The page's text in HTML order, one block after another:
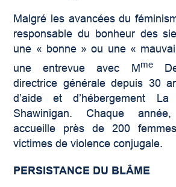
Malgré les avancées du
responsable du bonheur des
une « bonne » ou une «
une entrevue avec M me
directrice générale depuis 30
d’aide et d’hébergement
Shawinigan. Chaque
accueille près de 200
victimes de violence conjugale.
PERSISTANCE DU BLÂME